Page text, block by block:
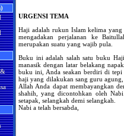
&
URGENSI TEMA
Haji adalah rukun Islam kelima
mengadakan perjalanan ke
merupakan suatu yang wajib pula.
Buku ini adalah salah satu buku
manasik dengan latar belakang
buku ini, Anda seakan berdiri di tepi
haji yang dilakukan sang guru
Allah Anda dapat membayangkan
shahih, yang dicontohkan oleh
setapak, selangkah demi selangkah.
Nabi a telah bersabda,